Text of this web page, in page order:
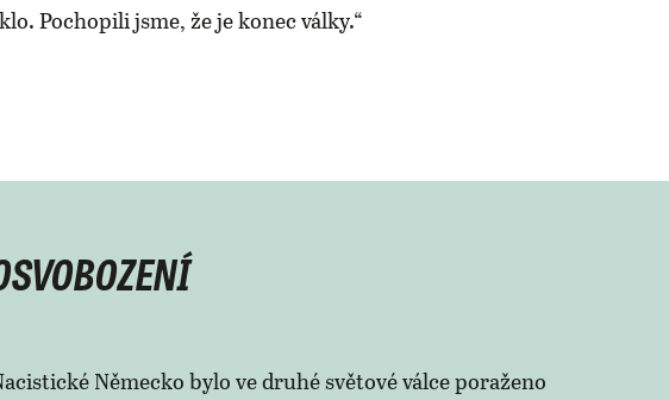
Pochopili jsme, že je konec války.“
Německo bylo ve druhé světové válce poraženo